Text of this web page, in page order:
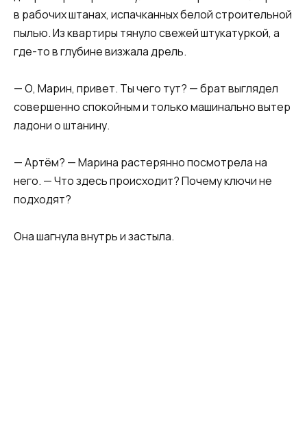
в рабочих штанах, испачканных белой строительной
пылью. Из квартиры тянуло свежей штукатуркой, а
где-то в глубине визжала дрель.
— О, Марин, привет. Ты чего тут? — брат выглядел
совершенно спокойным и только машинально вытер
ладони о штанину.
— Артём? — Марина растерянно посмотрела на
него. — Что здесь происходит? Почему ключи не
подходят?
Она шагнула внутрь и застыла.